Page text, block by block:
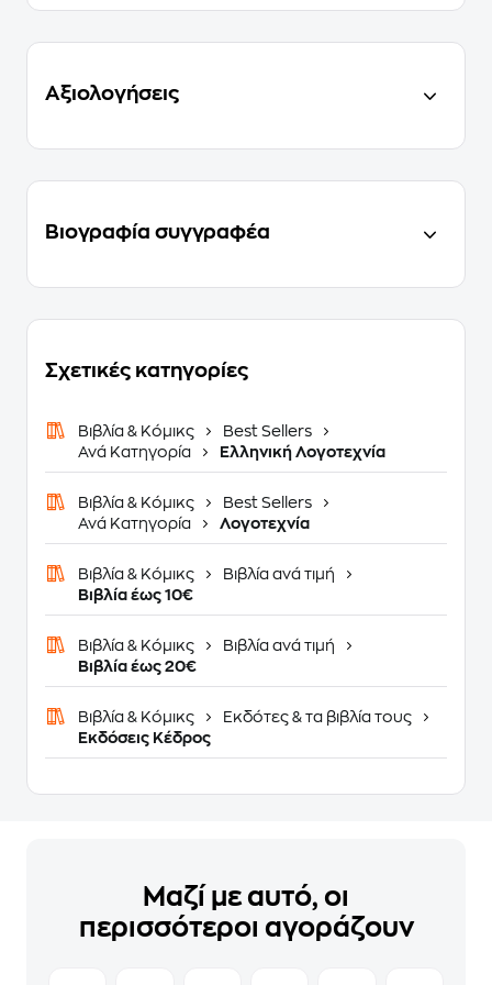
Αξιολογήσεις
Βιογραφία συγγραφέα
Σχετικές κατηγορίες
Βιβλία & Κόμικς
Best Sellers
Ανά Κατηγορία
Ελληνική Λογοτεχνία
Βιβλία & Κόμικς
Best Sellers
Ανά Κατηγορία
Λογοτεχνία
Βιβλία & Κόμικς
Βιβλία ανά τιμή
Βιβλία έως 10€
Βιβλία & Κόμικς
Βιβλία ανά τιμή
Βιβλία έως 20€
Βιβλία & Κόμικς
Εκδότες & τα βιβλία τους
Εκδόσεις Κέδρος
Μαζί με αυτό, οι
περισσότεροι αγοράζουν